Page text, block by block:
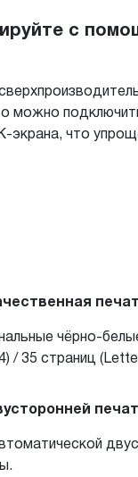
с
можно
что
чёрно-
/ 35 страниц